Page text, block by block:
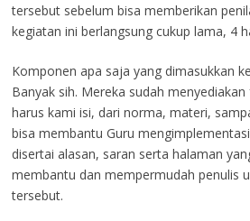
tersebut sebelum bisa memberikan
kegiatan ini berlangsung cukup lama, 4
Komponen apa saja yang dimasukkan
Banyak sih. Mereka sudah
harus kami isi, dari norma, materi,
bisa membantu Guru
disertai alasan, saran serta halaman
membantu dan mempermudah penulis
tersebut.